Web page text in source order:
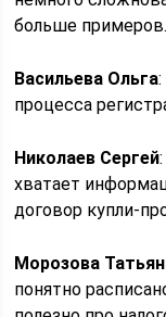
больше примеров.
Васильева Ольга
процесса
Николаев Сергей
хватает
договор купли-
Морозова
понятно